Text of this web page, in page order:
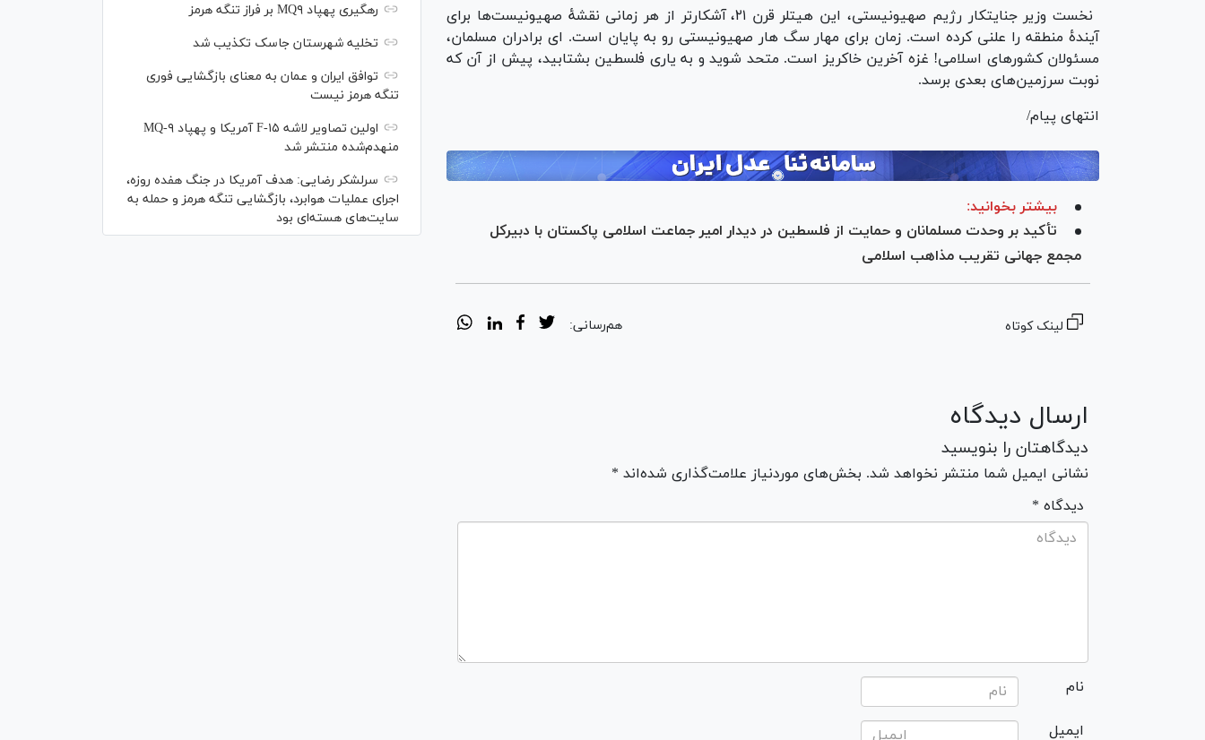
نخست وزیر جنایتکار رژیم صهیونیستی، این هیتلر قرن ۲۱، آشکارتر از هر زمانی نقشهٔ صهیونیست‌ها برای
آیندهٔ منطقه را علنی کرده است. زمان برای مهار سگ هار صهیونیستی رو به پایان است.‌ ای برادران مسلمان،
مسئولان کشور‌های اسلامی! غزه آخرین خاکریز است. متحد شوید و به یاری فلسطین بشتابید، پیش از آن که
نوبت سرزمین‌های بعدی برسد.
انتهای پیام/
بیشتر بخوانید:
تأکید بر وحدت مسلمانان و حمایت از فلسطین در دیدار امیر جماعت اسلامی پاکستان با دبیرکل
مجمع جهانی تقریب مذاهب اسلامی
لینک کوتاه هم‌رسانی:
ارسال دیدگاه
دیدگاهتان را بنویسید
نشانی ایمیل شما منتشر نخواهد شد. بخش‌های موردنیاز علامت‌گذاری شده‌اند *
* دیدگاه
نام
ایمیل
رهگیری پهپاد MQ۹ بر فراز تنگه هرمز
تخلیه شهرستان جاسک تکذیب شد
توافق ایران و عمان به معنای بازگشایی فوری
تنگه هرمز نیست
اولین تصاویر لاشه F-۱۵ آمریکا و پهپاد MQ-۹
منهدم‌شده منتشر شد
سرلشکر رضایی: هدف آمریکا در جنگ هفده روزه،
اجرای عملیات هوابرد، بازگشایی تنگه هرمز و حمله به
سایت‌های هسته‌ای بود